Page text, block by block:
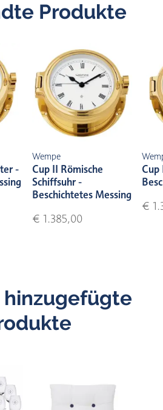
Produkte
-
Wempe
Cup II Römische
Schiffsuhr -
Beschichtetes Messing
€ 1.385,00
Cup
€
hinzugefügte